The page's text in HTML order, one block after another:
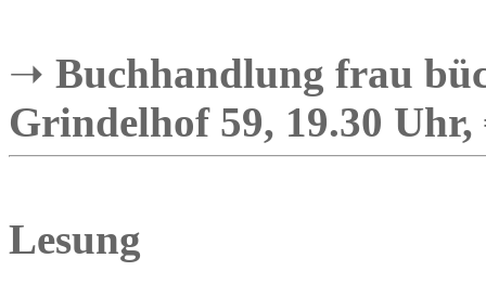
➝ Buchhandlung frau
Grindelhof 59, 19.30
Lesung